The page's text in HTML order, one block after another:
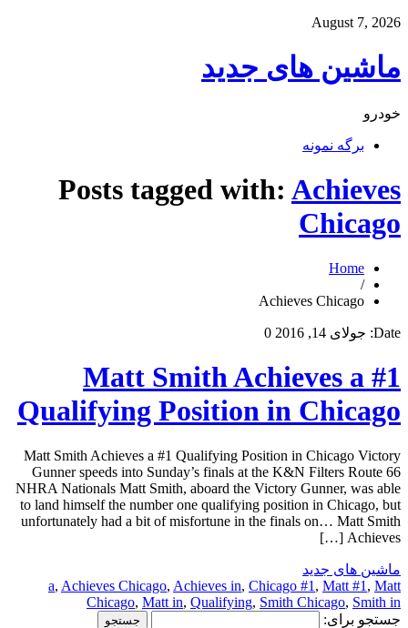
August 7, 2026
ماشین های جدید
خودرو
برگه نمونه
Posts tagged with: Achieves
Chicago
Home
/
Achieves Chicago
Date: جولای 14, 2016 0
Matt Smith Achieves a #1
Qualifying Position in Chicago
Matt Smith Achieves a #1 Qualifying Position in Chicago Victory
Gunner speeds into Sunday’s finals at the K&N Filters Route 66
NHRA Nationals Matt Smith, aboard the Victory Gunner, was able
to land himself the number one qualifying position in Chicago, but
unfortunately had a bit of misfortune in the finals on… Matt Smith
Achieves […]
ماشین های جدید
a, Achieves Chicago, Achieves in, Chicago #1 , Matt #1 , Matt
Chicago, Matt in, Qualifying, Smith Chicago, Smith in
جستجو برای: